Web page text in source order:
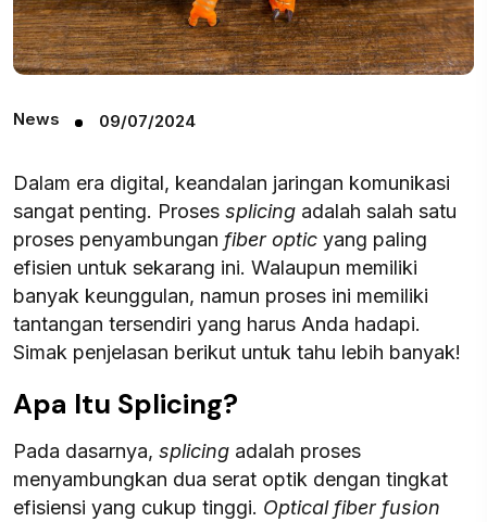
News 09/07/2024
Dalam era digital, keandalan jaringan komunikasi
sangat penting. Proses splicing adalah salah satu
proses penyambungan fiber optic yang paling
efisien untuk sekarang ini. Walaupun memiliki
banyak keunggulan, namun proses ini memiliki
tantangan tersendiri yang harus Anda hadapi.
Simak penjelasan berikut untuk tahu lebih banyak!
Apa Itu Splicing?
Pada dasarnya, splicing adalah proses
menyambungkan dua serat optik dengan tingkat
efisiensi yang cukup tinggi. Optical fiber fusion